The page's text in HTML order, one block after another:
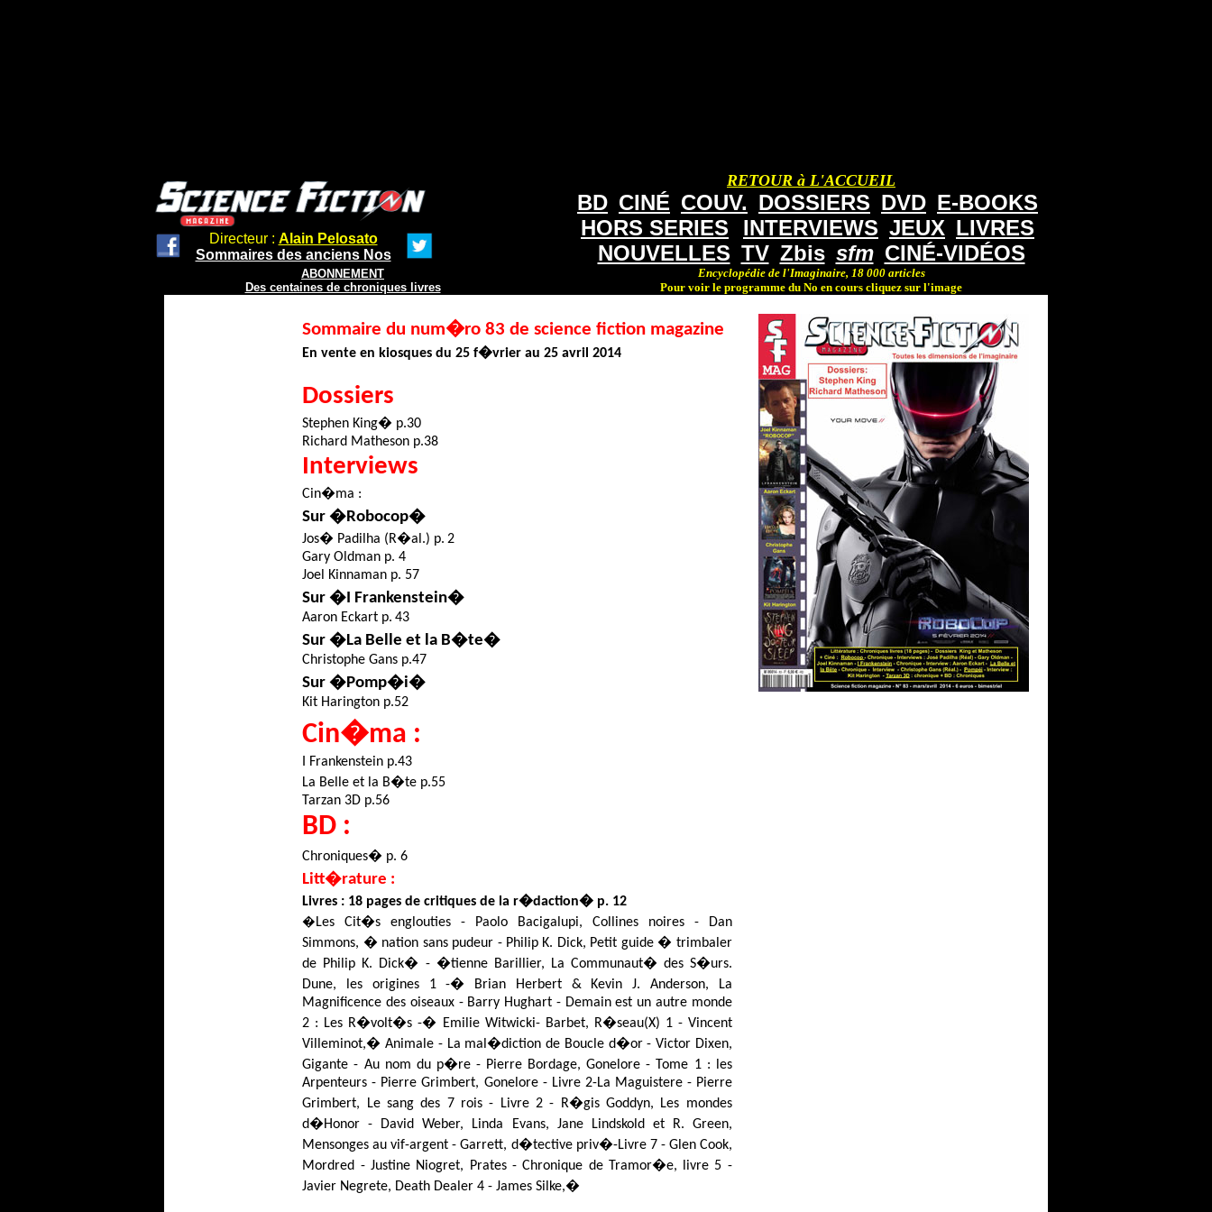
Directeur : Alain Pelosato
Sommaires des anciens Nos
ABONNEMENT
Des centaines de chroniques livres
RETOUR à L'ACCUEIL
BD CINÉ COUV. DOSSIERS DVD E-BOOKS
HORS SERIES
INTERVIEWS JEUX LIVRES
NOUVELLES TV Zbis sfm CINÉ-VIDÉOS
Encyclopédie de l'Imaginaire, 18 000 articles
Pour voir le programme du No en cours cliquez sur l'image
Sommaire du num�ro 83 descience fiction magazine
En vente en kiosques du 25 f�vrier au 25 avril 2014
Dossiers
Stephen King� p.30
Richard Matheson p.38
Interviews
Cin�ma :
Sur �Robocop�
Jos� Padilha (R�al.) p. 2
Gary Oldman p. 4
Joel Kinnaman p. 57
Sur �I Frankenstein�
Aaron Eckart p. 43
Sur �La Belle et la B�te�
Christophe Gans p.47
Sur �Pomp�i�
Kit Harington p.52
Cin�ma :
I Frankenstein p.43
La Belle et la B�te p.55
Tarzan 3D p.56
BD :
Chroniques� p. 6
Litt�rature :
Livres : 18 pages de critiques de la r�daction� p. 12
�Les Cit�s englouties - Paolo Bacigalupi, Collines noires - Dan
Simmons, � nation sans pudeur - Philip K. Dick, Petit guide � trimbaler
de Philip K. Dick� - �tienne Barillier,
La Communaut� des S�urs.
Dune, les origines 1 -� Brian Herbert & Kevin J. Anderson,
La
Magnificence des oiseaux - Barry Hughart - Demain est un autre monde
2 : Les R�volt�s -� Emilie Witwicki- Barbet, R�seau(X) 1 - Vincent
Villeminot,�Animale - La mal�diction de Boucle d�or - Victor Dixen,
Gigante - Au nom du p�re - Pierre Bordage,Gonelore - Tome 1 : les
Arpenteurs - PierreGrimbert, Gonelore- Livre 2-La Maguistere- Pierre
Grimbert, Le sang des 7 rois - Livre 2 - R�gisGoddyn, Les mondes
d�Honor - David Weber, Linda Evans, Jane Lindskold et R. Green,
Mensonges au vif-argent - Garrett, d�tective priv�-Livre 7 - Glen Cook,
Mordred - Justine Niogret, Prates- Chronique de Tramor�e, livre 5 -
Javier Negrete, Death Dealer 4 - JamesSilke,�